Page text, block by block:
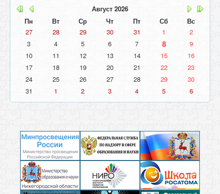
Август 2026
Пн
Вт Ср Чт Пт Сб
Вс
27
28 29 30 31 1
2
3
4 5 6 7 8
9
10
11 12 13 14 15
16
17
18 19 20 21 22
23
24
25 26 27 28 29
30
31
1 2 3 4 5 6